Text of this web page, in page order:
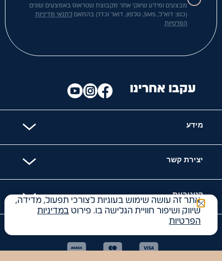
מבצעים ומידע שיווקי אחר מקבוצת שטראוס באמצעים שונים
(כגון: דוא"ל, SMS, טלפון, דואר וכדו') בהתאם
לתנאי מדיניות
הפרטיות
מידע
יצירת קשר
קטגוריות
עקבו אחרינו
אתר זה עושה שימוש בעוגיות לצורכי תפעול, מדידה,
שיווק ושיפור חוויית הגלישה בו. פירוט במדיניות
הפרטיות